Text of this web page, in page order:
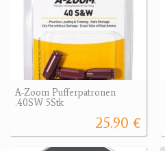
A-Zoom Pufferpatronen
.40SW 5Stk
25.90 €